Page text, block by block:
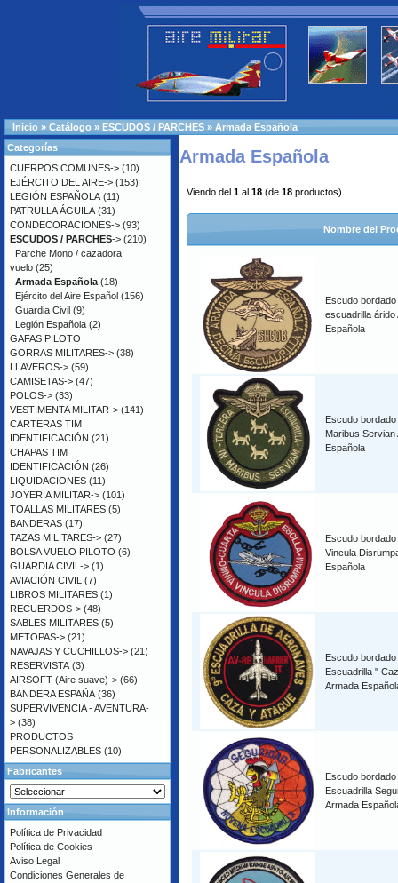
Inicio » Catálogo » ESCUDOS / PARCHES » Armada Española
Armada Española
Viendo del 1 al 18 (de 18 productos)
Nombre del
Escudo bordado
escuadrilla árido
Española
Escudo bordado
Maribus Servian
Española
Escudo bordado
Vincula
Española
Escudo bordado
Escuadrilla "
Armada
Escudo bordado
Escuadrilla
Armada
Categorías
CUERPOS COMUNES-> (10)
EJÉRCITO DEL AIRE-> (153)
LEGIÓN ESPAÑOLA (11)
PATRULLA ÁGUILA (31)
CONDECORACIONES-> (93)
ESCUDOS / PARCHES-> (210)
Parche Mono / cazadora
vuelo (25)
Armada Española (18)
Ejército del Aire Español (156)
Guardia Civil (9)
Legión Española (2)
GAFAS PILOTO
GORRAS MILITARES-> (38)
LLAVEROS-> (59)
CAMISETAS-> (47)
POLOS-> (33)
VESTIMENTA MILITAR-> (141)
CARTERAS TIM
IDENTIFICACIÓN (21)
CHAPAS TIM
IDENTIFICACIÓN (26)
LIQUIDACIONES (11)
JOYERÍA MILITAR-> (101)
TOALLAS MILITARES (5)
BANDERAS (17)
TAZAS MILITARES-> (27)
BOLSA VUELO PILOTO (6)
GUARDIA CIVIL-> (1)
AVIACIÓN CIVIL (7)
LIBROS MILITARES (1)
RECUERDOS-> (48)
SABLES MILITARES (5)
METOPAS-> (21)
NAVAJAS Y CUCHILLOS-> (21)
RESERVISTA (3)
AIRSOFT (Aire suave)-> (66)
BANDERA ESPAÑA (36)
SUPERVIVENCIA - AVENTURA-
> (38)
PRODUCTOS
PERSONALIZABLES (10)
Fabricantes
Información
Política de Privacidad
Política de Cookies
Aviso Legal
Condiciones Generales de